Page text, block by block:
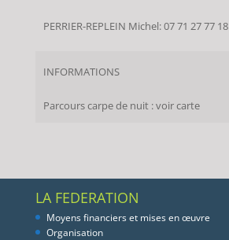
PERRIER-REPLEIN Michel: 07 71 27 77 18
INFORMATIONS
Parcours carpe de nuit : voir carte
LA FEDERATION
Moyens financiers et mises en œuvre
Organisation